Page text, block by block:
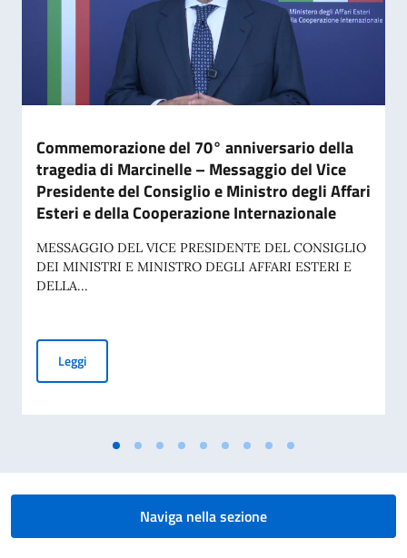
Commemorazione del 70° anniversario della
tragedia di Marcinelle – Messaggio del Vice
Presidente del Consiglio e Ministro degli Affari
Esteri e della Cooperazione Internazionale
MESSAGGIO DEL VICE PRESIDENTE DEL CONSIGLIO
DEI MINISTRI E MINISTRO DEGLI AFFARI ESTERI E
DELLA...
LeggiCommemorazione del 70° anniversario della tragedia di
Naviga nella sezione